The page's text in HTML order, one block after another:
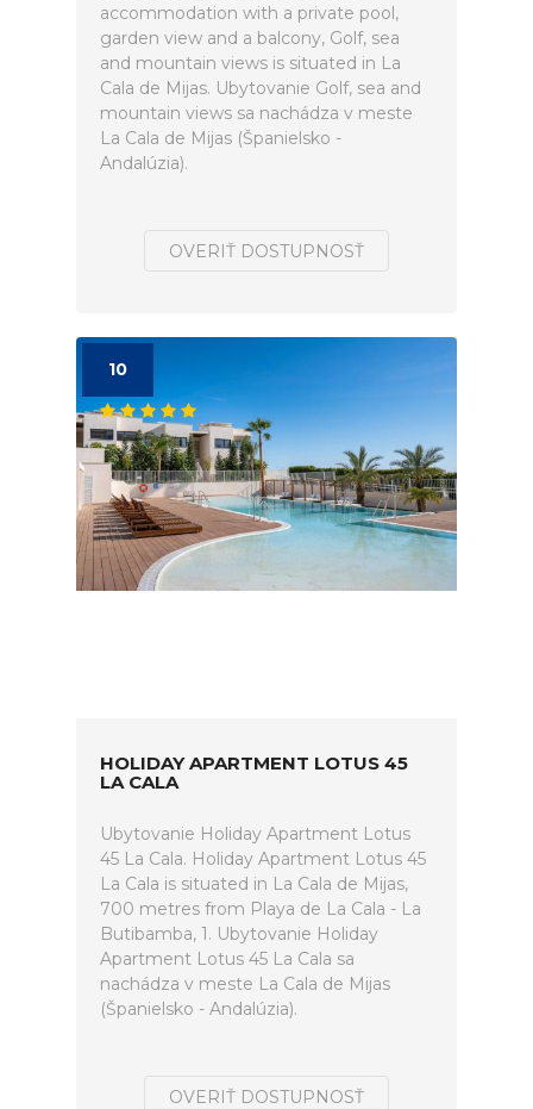
accommodation with a private pool,
garden view and a balcony, Golf, sea
and mountain views is situated in La
Cala de Mijas. Ubytovanie Golf, sea and
mountain views sa nachádza v meste
La Cala de Mijas (Španielsko -
Andalúzia).
OVERIŤ DOSTUPNOSŤ
10
HOLIDAY APARTMENT LOTUS 45
LA CALA
Ubytovanie Holiday Apartment Lotus
45 La Cala. Holiday Apartment Lotus 45
La Cala is situated in La Cala de Mijas,
700 metres from Playa de La Cala - La
Butibamba, 1. Ubytovanie Holiday
Apartment Lotus 45 La Cala sa
nachádza v meste La Cala de Mijas
(Španielsko - Andalúzia).
OVERIŤ DOSTUPNOSŤ